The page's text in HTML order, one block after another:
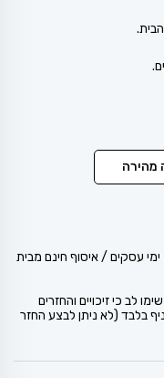
מהירה
משלוח מהיר עד הדלת ב- 39 ש"ח. עד 2-5 ימי עסקים / איסוף חינם מבית
לב כי זיכויים והחזרים
בלבד (לא ניתן לבצע החזר